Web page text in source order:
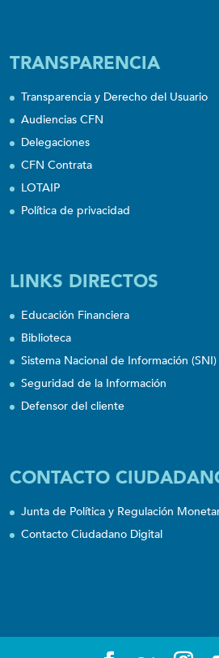
TRANSPARENCIA
Transparencia y Derecho del Usuario
Audiencias CFN
Delegaciones
CFN Contrata
LOTAIP
Política de privacidad
LINKS DIRECTOS
Educación Financiera
Biblioteca
Sistema Nacional de Información (SNI)
Seguridad de la Información
Defensor del cliente
CONTACTO
Junta de Política y Regulación
Contacto Ciudadano Digital